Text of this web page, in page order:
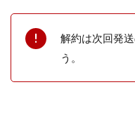
解約は次回発
う。